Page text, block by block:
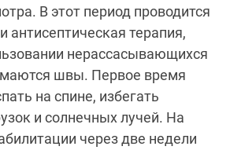
В этот период проводится
антисептическая терапия,
нерассасывающихся
швы. Первое время
на спине, избегать
и солнечных лучей. На
через две недели